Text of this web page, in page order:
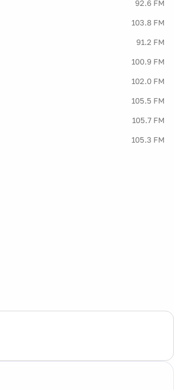
92.6 FM
103.8 FM
91.2 FM
100.9 FM
102.0 FM
105.5 FM
105.7 FM
105.3 FM